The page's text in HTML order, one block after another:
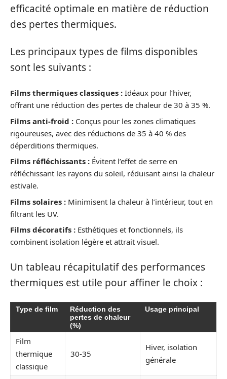
efficacité optimale en matière de réduction
des pertes thermiques.
Les principaux types de films disponibles
sont les suivants :
Films thermiques classiques : Idéaux pour l’hiver,
offrant une réduction des pertes de chaleur de 30 à 35 %.
Films anti-froid : Conçus pour les zones climatiques
rigoureuses, avec des réductions de 35 à 40 % des
déperditions thermiques.
Films réfléchissants : Évitent l’effet de serre en
réfléchissant les rayons du soleil, réduisant ainsi la chaleur
estivale.
Films solaires : Minimisent la chaleur à l’intérieur, tout en
filtrant les UV.
Films décoratifs : Esthétiques et fonctionnels, ils
combinent isolation légère et attrait visuel.
Un tableau récapitulatif des performances
thermiques est utile pour affiner le choix :
Type de film
Réduction des
pertes de chaleur
(%)
Usage principal
Film
thermique
classique
30-35
Hiver, isolation
générale